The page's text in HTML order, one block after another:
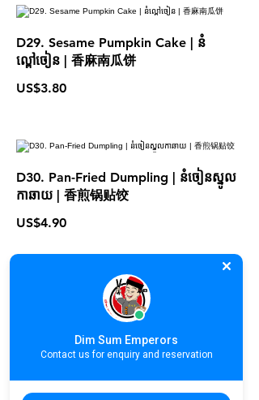
D29. Sesame Pumpkin Cake | នំ
ល្ពៅចៀន | 香麻南瓜饼
US$3.80
D30. Pan-Fried Dumpling | នំចៀនស្នូល
កាឆាយ | 香煎锅贴饺
US$4.90
D31. Pan-Fried Radish Cake | នំ
US$3.80
Dim Sum Emperors
Contact us for enquiry and reservation